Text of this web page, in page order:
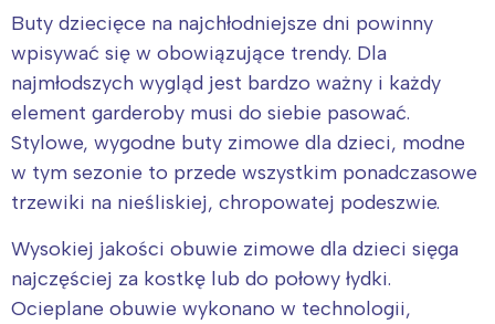
Buty dziecięce na najchłodniejsze dni powinny
wpisywać się w obowiązujące trendy. Dla
najmłodszych wygląd jest bardzo ważny i każdy
element garderoby musi do siebie pasować.
Stylowe, wygodne buty zimowe dla dzieci, modne
w tym sezonie to przede wszystkim ponadczasowe
trzewiki na nieśliskiej, chropowatej podeszwie.
Wysokiej jakości obuwie zimowe dla dzieci sięga
najczęściej za kostkę lub do połowy łydki.
Ocieplane obuwie wykonano w technologii,